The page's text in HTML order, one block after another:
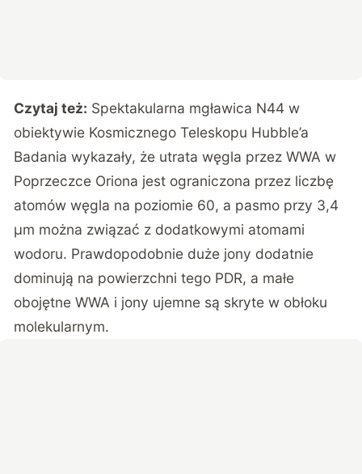
Czytaj też: Spektakularna mgławica N44 w
obiektywie Kosmicznego Teleskopu Hubble’a
Badania wykazały, że utrata węgla przez WWA w
Poprzeczce Oriona jest ograniczona przez liczbę
atomów węgla na poziomie 60, a pasmo przy 3,4
µm można związać z dodatkowymi atomami
wodoru. Prawdopodobnie duże jony dodatnie
dominują na powierzchni tego PDR, a małe
obojętne WWA i jony ujemne są skryte w obłoku
molekularnym.